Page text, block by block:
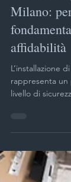
Milano:
affidabilità
L’installazione
un
dimenticate